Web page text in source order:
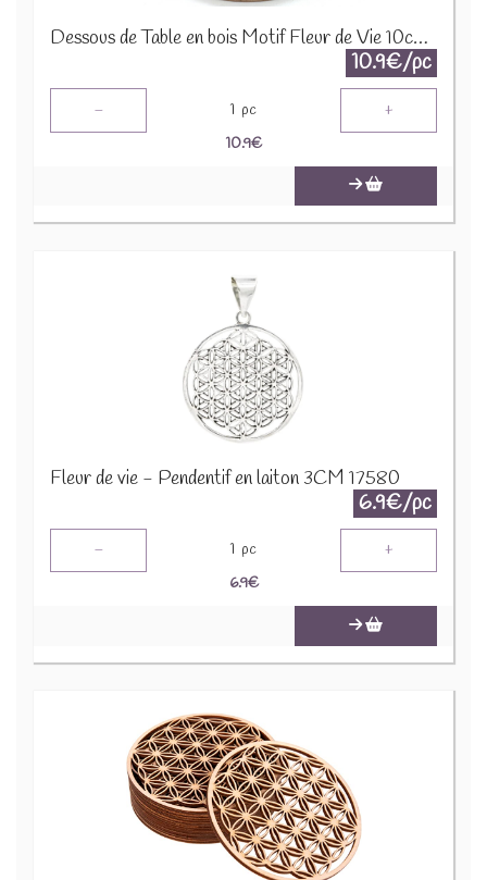
Dessous de Table en bois Motif Fleur de Vie 10cm CSW618S
10.9€/pc
- 1 pc +
10.9€
Fleur de vie - Pendentif en laiton 3CM 17580
6.9€/pc
- 1 pc +
6.9€